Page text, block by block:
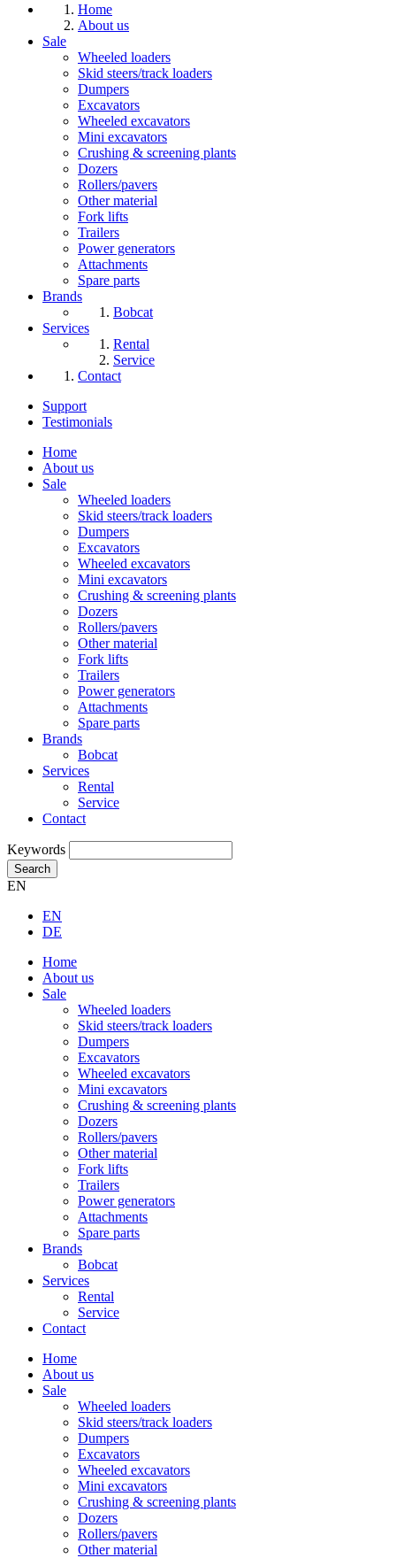
Home
About us
Sale
Wheeled loaders
Skid steers/track loaders
Dumpers
Excavators
Wheeled excavators
Mini excavators
Crushing & screening plants
Dozers
Rollers/pavers
Other material
Fork lifts
Trailers
Power generators
Attachments
Spare parts
Brands
Bobcat
Services
Rental
Service
Contact
Support
Testimonials
Home
About us
Sale
Wheeled loaders
Skid steers/track loaders
Dumpers
Excavators
Wheeled excavators
Mini excavators
Crushing & screening plants
Dozers
Rollers/pavers
Other material
Fork lifts
Trailers
Power generators
Attachments
Spare parts
Brands
Bobcat
Services
Rental
Service
Contact
Keywords
Search
EN
EN
DE
Home
About us
Sale
Wheeled loaders
Skid steers/track loaders
Dumpers
Excavators
Wheeled excavators
Mini excavators
Crushing & screening plants
Dozers
Rollers/pavers
Other material
Fork lifts
Trailers
Power generators
Attachments
Spare parts
Brands
Bobcat
Services
Rental
Service
Contact
Home
About us
Sale
Wheeled loaders
Skid steers/track loaders
Dumpers
Excavators
Wheeled excavators
Mini excavators
Crushing & screening plants
Dozers
Rollers/pavers
Other material